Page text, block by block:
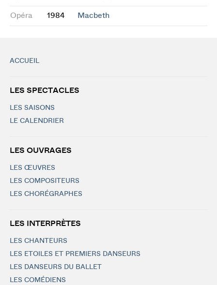
Opéra 1984 Macbeth
ACCUEIL
LES SPECTACLES
LES SAISONS
LE CALENDRIER
LES OUVRAGES
LES ŒUVRES
LES COMPOSITEURS
LES CHORÉGRAPHES
LES INTERPRÈTES
LES CHANTEURS
LES ETOILES ET PREMIERS DANSEURS
LES DANSEURS DU BALLET
LES COMÉDIENS